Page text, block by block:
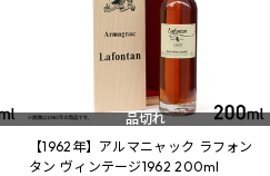
品切れ
【1962年】アルマニャック ラフォン
タン ヴィンテージ1962 200ml